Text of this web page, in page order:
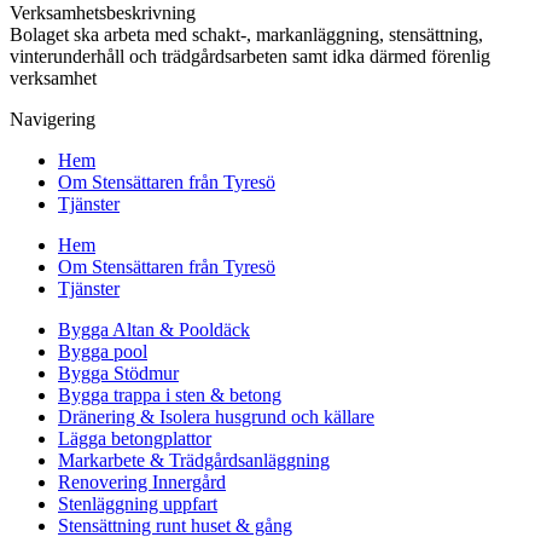
Verksamhetsbeskrivning
Bolaget ska arbeta med schakt-, markanläggning, stensättning,
vinterunderhåll och trädgårdsarbeten samt idka därmed förenlig
verksamhet
Navigering
Hem
Om Stensättaren från Tyresö
Tjänster
Hem
Om Stensättaren från Tyresö
Tjänster
Bygga Altan & Pooldäck
Bygga pool
Bygga Stödmur
Bygga trappa i sten & betong
Dränering & Isolera husgrund och källare
Lägga betongplattor
Markarbete & Trädgårdsanläggning
Renovering Innergård
Stenläggning uppfart
Stensättning runt huset & gång